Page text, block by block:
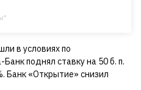
в условиях по
поднял ставку на 50 б. п.
Банк «Открытие» снизил